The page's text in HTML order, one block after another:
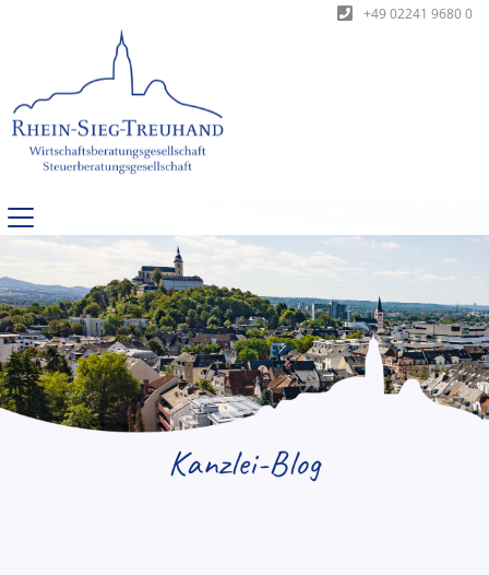
+49 02241 9680 0
Kanzlei-Blog